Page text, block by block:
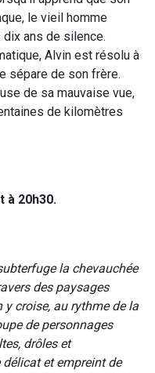
le vieil homme
ans de silence.
Alvin est résolu à
sépare de son frère.
de sa mauvaise vue,
de kilomètres
à 20h30.
la chevauchée
des paysages
croise, au rythme de la
de personnages
drôles et
et empreint de